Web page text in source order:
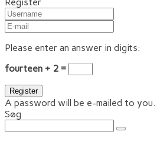
Please enter an answer in digits:
fourteen + 2 =
A password will be e-mailed to you.
Søg